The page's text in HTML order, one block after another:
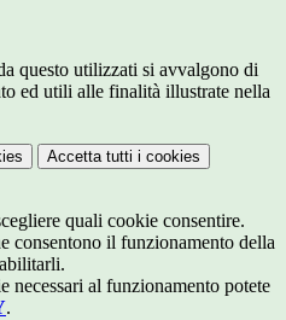
questo utilizzati si avvalgono di
ed utili alle finalità illustrate nella
Accetta tutti i cookies
quali cookie consentire.
consentono il funzionamento della
necessari al funzionamento potete
.